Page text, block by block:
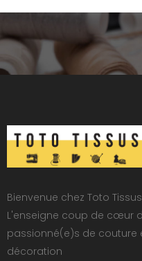
Bienvenue chez Toto
L'enseigne coup de cœur
passionné(e)s de couture
décoration